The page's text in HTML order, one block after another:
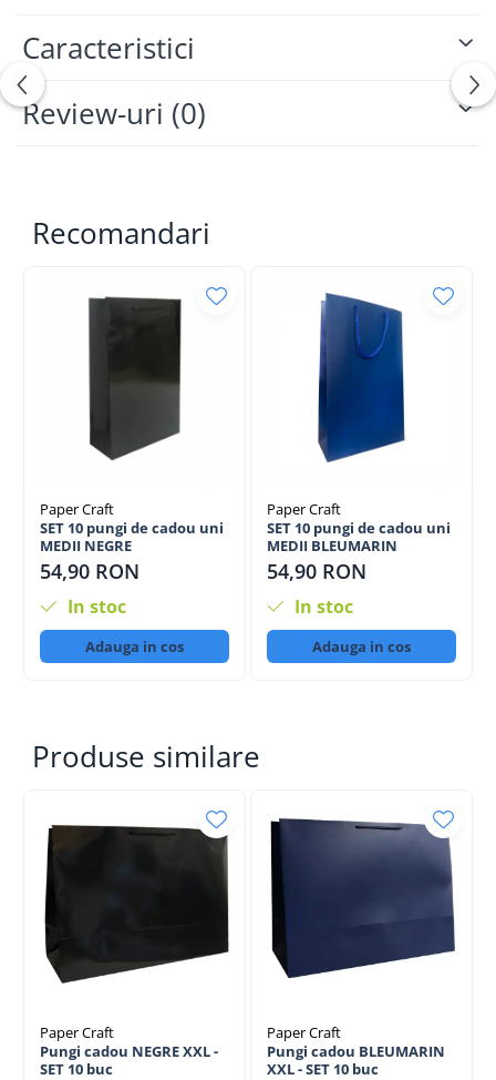
cadou oferite de noi?
Acestea sunt:
Caracteristici
Review-uri (0)
Recomandari
Paper Craft
SET 10 pungi de cadou uni
MEDII NEGRE
54,90 RON
In stoc
Adauga in cos
Paper Craft
SET 10 pungi de cadou uni
MEDII BLEUMARIN
54,90 RON
In stoc
Adauga in cos
Produse similare
Paper Craft
Pungi cadou NEGRE XXL -
SET 10 buc
Paper Craft
Pungi cadou BLEUMARIN
XXL - SET 10 buc